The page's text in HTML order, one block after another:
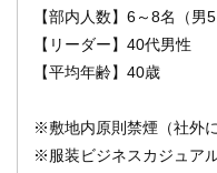
【部内人数】6～8名（男5
【リーダー】40代男性
【平均年齢】40歳
※敷地内原則禁煙（社外
※服装ビジネスカジュア